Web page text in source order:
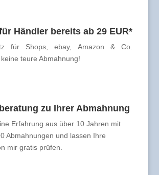
Händler bereits ab 29 EUR*
für Shops, ebay, Amazon & Co.
teure Abmahnung!
zu Ihrer Abmahnung
Erfahrung aus über 10 Jahren mit
Abmahnungen und lassen Ihre
mir gratis prüfen.